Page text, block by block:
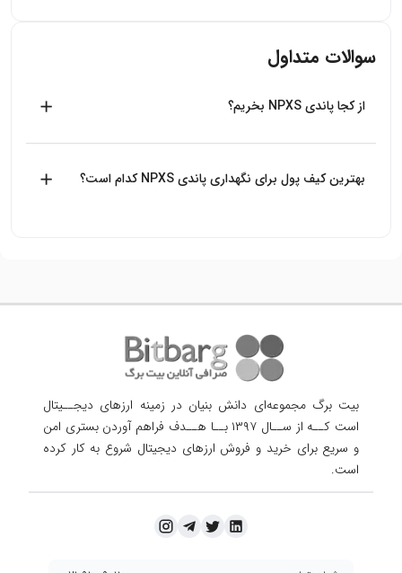
سوالات متداول
از کجا پاندی NPXS بخریم؟
بیت برگ اولین صرافی آنلاین خرید و فروش ارزهای دیجیتال
خرید در بیت برگ، NPXS بخرید.
بهترین کیف پول برای نگهداری پاندی NPXS کدام است؟
بیت برگ مجموعه‌ای دانش بنیان در زمینه ارزهای دیجــیتال
است کــه از ســال ۱۳۹۷ بــا هــدف فراهم آوردن
بستری امن
و سریع برای خرید و فروش ارزهای دیجیتال شروع به کار کرده
است.